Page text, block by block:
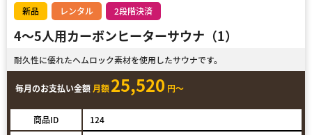
新品 レンタル 2段階決済
4〜5人用カーボンヒーターサウナ（1）
耐久性に優れたヘムロック素材を使用したサウナです。
毎月のお支払い金額 月額25,520 円～
商品ID 124